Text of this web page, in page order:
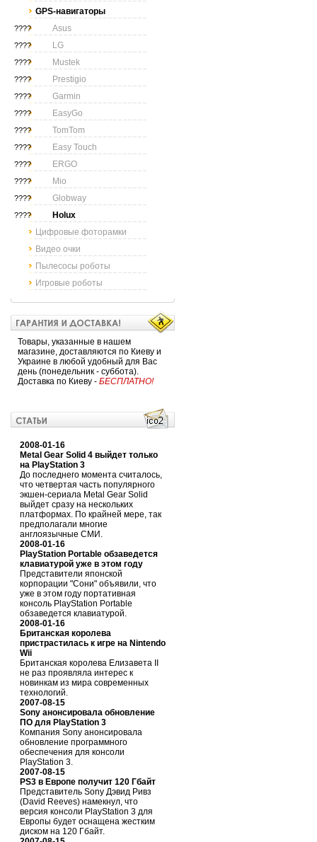
GPS-навигаторы
???? Asus
???? LG
???? Mustek
???? Prestigio
???? Garmin
???? EasyGo
???? TomTom
???? Easy Touch
???? ERGO
???? Mio
???? Globway
????
Holux
Цифровые фоторамки
Видео очки
Пылесосы роботы
Игровые роботы
Товары, указанные в нашем
магазине, доставляются по Киеву и
Украине в любой удобный для Вас
день (понедельник - суббота).
Доставка по Киеву - БЕСПЛАТНО!
2008-01-16
Metal Gear Solid 4 выйдет только
на PlayStation 3
До последнего момента считалось,
что четвертая часть популярного
экшен-сериала Metal Gear Solid
выйдет сразу на нескольких
платформах. По крайней мере, так
предполагали многие
англоязычные СМИ.
2008-01-16
PlayStation Portable обзаведется
клавиатурой уже в этом году
Представители японской
корпорации "Сони" объявили, что
уже в этом году портативная
консоль PlayStation Portable
обзаведется клавиатурой.
2008-01-16
Британская королева
пристрастилась к игре на Nintendo
Wii
Британская королева Елизавета II
не раз проявляла интерес к
новинкам из мира современных
технологий.
2007-08-15
Sony анонсировала обновление
ПО для PlayStation 3
Компания Sony анонсировала
обновление программного
обеспечения для консоли
PlayStation 3.
2007-08-15
PS3 в Европе получит 120 Гбайт
Представитель Sony Дэвид Ривз
(David Reeves) намекнул, что
версия консоли PlayStation 3 для
Европы будет оснащена жестким
диском на 120 Гбайт.